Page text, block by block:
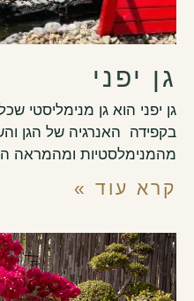
גן יפני
גן יפני הוא גן מנימליסטי
בקפידה האנרגיה של הגן
מהמנימלסטיות ומהמראה
קרא עוד »